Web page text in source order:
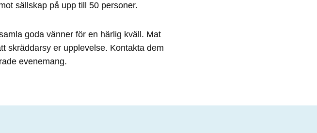
sällskap på upp till 50 personer.
goda vänner för en härlig kväll. Mat
skräddarsy er upplevelse. Kontakta dem
evenemang.